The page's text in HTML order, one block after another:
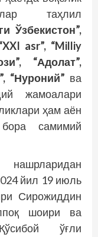
таҳлил
Ўзбекистон”,
asr”, “Milliy
“Адолат”,
“Нуроний” ва
жамоалари
ҳам аён
самимий
нашрларидан
йил 19 июль
Сирожиддин
шоири ва
ўғли